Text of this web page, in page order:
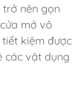
nên gọn
mở vô
kiệm được
các vật dụng